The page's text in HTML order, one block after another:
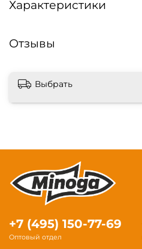
Характеристики
Отзывы
Выбрать
+7 (495) 150-77-69
Оптовый отдел